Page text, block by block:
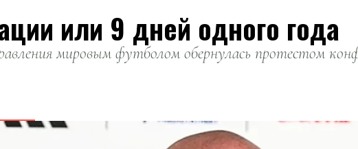
или 9 дней одного года
мировым футболом обернулась протестом